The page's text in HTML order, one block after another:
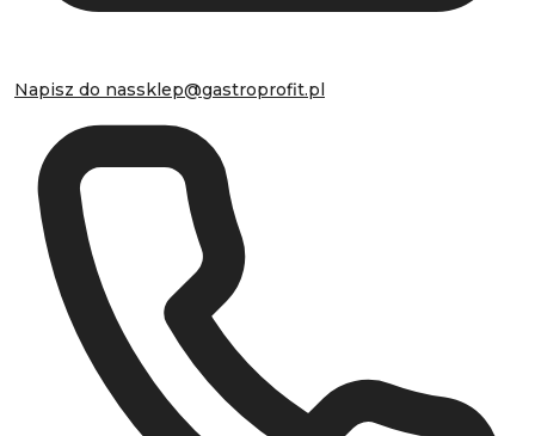
Napisz do nassklep@gastroprofit.pl